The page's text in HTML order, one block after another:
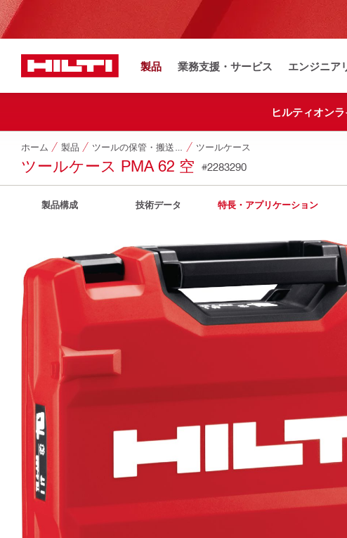
製品 業務支援・サービス エンジニア
ヒルティオン
ホーム 製品 ツールケース
ツールケース PMA 62 空 #2283290
製品構成 技術データ 特長・アプリケーション